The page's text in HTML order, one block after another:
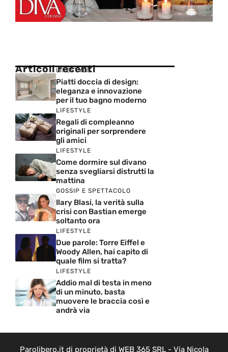
Articoli recenti
LIFESTYLE
Piatti doccia di design:
eleganza e innovazione
per il tuo bagno moderno
LIFESTYLE
Regali di compleanno
originali per sorprendere
gli amici
LIFESTYLE
Come dormire sul divano
senza svegliarsi distrutti la
mattina
GOSSIP E SPETTACOLO
Ilary Blasi, la verità sulla
crisi con Bastian emerge
soltanto ora
LIFESTYLE
Due parole: Torre Eiffel e
Woody Allen, hai capito di
quale film si tratta?
LIFESTYLE
Addio mal di testa in meno
di un minuto, basta
muovere le braccia così e
andrà via
Parolibero.it di proprietà di WEB 365 SRL - Via Nicola